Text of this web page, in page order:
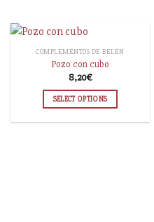
COMPLEMENTOS DE BELÉN
Pozo con cubo
8,20€
SELECT OPTIONS